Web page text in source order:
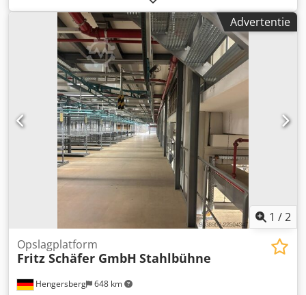
reling – gebruikt: Dedpfozkabaex Anlewa Prijs af locatie:
slechts € 18.000,- (exclusief btw), inclusief demontage,
verpakking en laden! = Slechts € 29,- (exclusief btw) / m²
Fabrikant: Schmitt, Goldbach Type: opslagplateau
Bouwjaar 2011 Afmetingen: ca. 20,35 m breed, 30,65 m
lang plus ca. 4,55 m x 7,22 m lang De vrije afstand tussen
de steunpilaren is 5,67 m in de lengte en 3,62 m in de
breedte. Verder kan ik u de volgende informatie
verstrekken: Schets als bijlage Totaal 656,5 m², exclusief
trap Doorrijhoogte: 2,8 m Totale hoogte: 3,2 m
Draagvermogen: 500 kg/m² Staat: goed Beschikbaar: per
direct Locatie: regio Aschaffenburg
Advertentie
1 /2
Hengersberg 648 km
Opslagplatform
Fritz Schäfer GmbH Stahlbühne